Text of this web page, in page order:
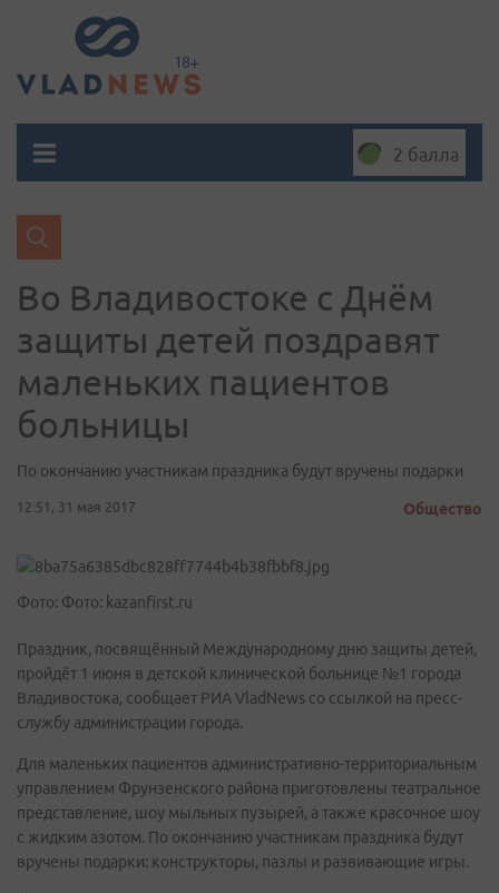
2 балла
Во Владивостоке с Днём
защиты детей поздравят
маленьких пациентов
больницы
По окончанию участникам праздника будут вручены подарки
12:51, 31 мая 2017 Общество
Фото: Фото: kazanfirst.ru
Праздник, посвящённый Международному дню защиты детей,
пройдёт 1 июня в детской клинической больнице №1 города
Владивостока, сообщает РИА VladNews со ссылкой на пресс-
службу администрации города.
Для маленьких пациентов административно-территориальным
управлением Фрунзенского района приготовлены театральное
представление, шоу мыльных пузырей, а также красочное шоу
с жидким азотом. По окончанию участникам праздника будут
вручены подарки: конструкторы, пазлы и развивающие игры.